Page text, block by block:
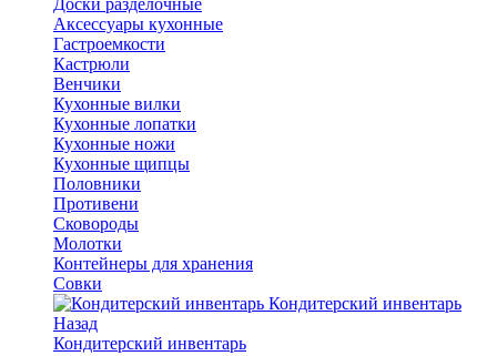
Аксессуары кухонные
Гастроемкости
Кастрюли
Венчики
Кухонные вилки
Кухонные лопатки
Кухонные ножи
Кухонные щипцы
Половники
Противени
Сковороды
Молотки
Контейнеры для хранения
Совки
Кондитерский инвентарь
Назад
Кондитерский инвентарь